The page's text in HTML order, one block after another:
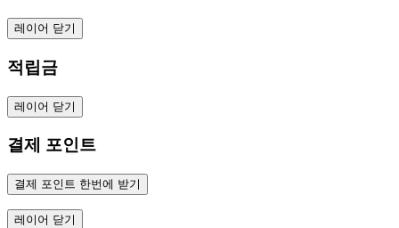
레이어 닫기
적립금
레이어 닫기
결제 포인트
결제 포인트 한번에 받기
레이어 닫기